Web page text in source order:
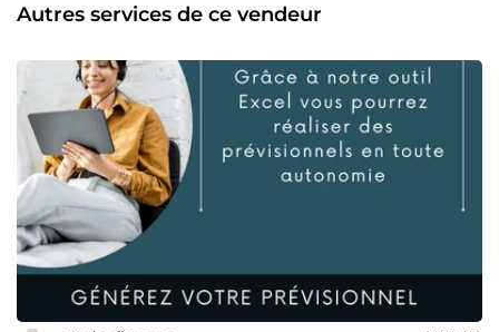
Autres services de ce vendeur